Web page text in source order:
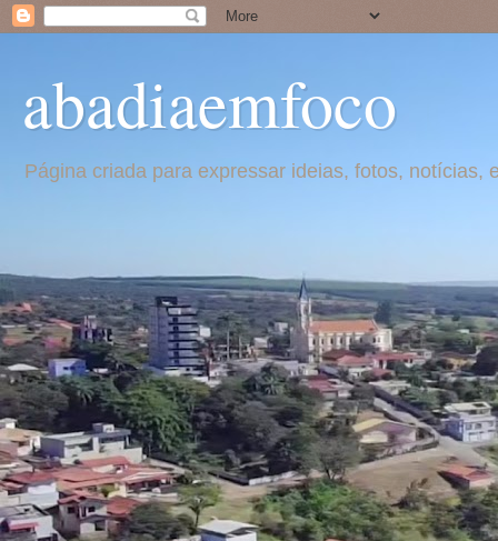
abadiaemfoco
Página criada para expressar ideias, fotos,